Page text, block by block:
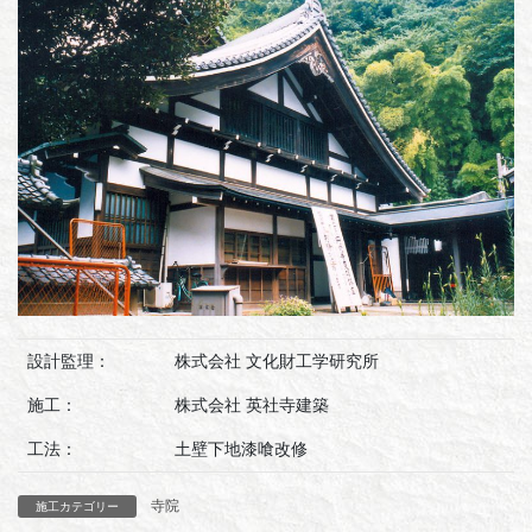
設計監理： 株式会社 文化財工学研究所
施工： 株式会社 英社寺建築
工法： 土壁下地漆喰改修
施工カテゴリー 寺院